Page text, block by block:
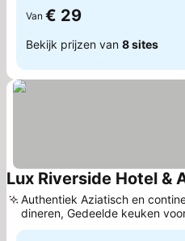
Van € 29
Bekijk prijzen van 8 sites
Lux Riverside Hotel &
Authentiek Aziatisch en
dineren, Gedeelde keuken
gasten